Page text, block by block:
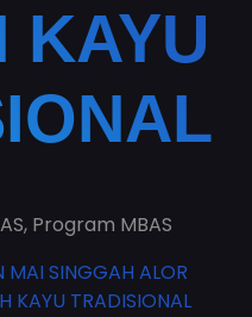
KAYU
, Program MBAS
MAI SINGGAH ALOR
KAYU TRADISIONAL